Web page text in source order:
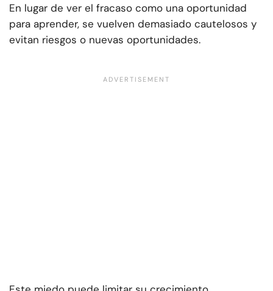
En lugar de ver el fracaso como una oportunidad
para aprender, se vuelven demasiado cautelosos y
evitan riesgos o nuevas oportunidades.